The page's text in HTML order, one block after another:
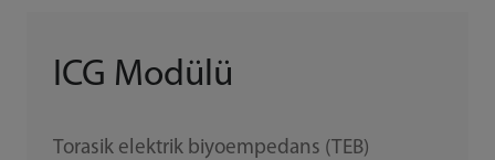
ICG Modülü
Torasik elektrik biyoempedans (TEB)